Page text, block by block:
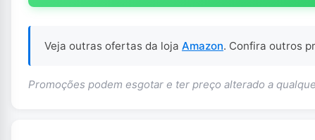
Veja outras ofertas da loja Amazon. Confira outros
Promoções podem esgotar e ter preço alterado a